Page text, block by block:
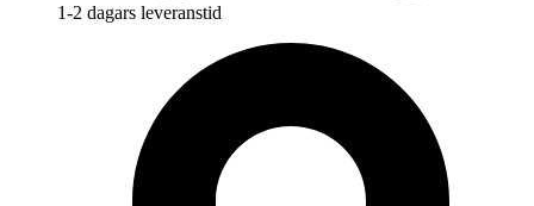
1-2 dagars leveranstid